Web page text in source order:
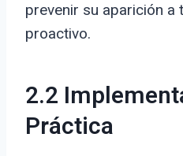
prevenir su aparición a
proactivo.
2.2
Práctica